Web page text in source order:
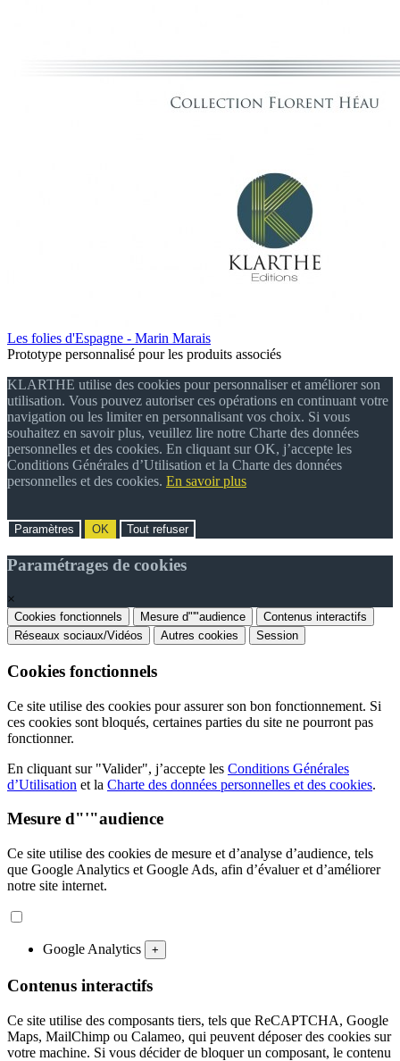
Les folies d'Espagne - Marin Marais
Prototype personnalisé pour les produits associés
KLARTHE utilise des cookies pour personnaliser et améliorer son
utilisation. Vous pouvez autoriser ces opérations en continuant votre
navigation ou les limiter en personnalisant vos choix. Si vous
souhaitez en savoir plus, veuillez lire notre Charte des données
personnelles et des cookies. En cliquant sur OK, j’accepte les
Conditions Générales d’Utilisation et la Charte des données
personnelles et des cookies. En savoir plus
Paramètres OK Tout refuser
Paramétrages de cookies
×
Cookies fonctionnels Mesure d"'"audience
Contenus interactifs
Réseaux sociaux/Vidéos
Autres cookies Session
Cookies fonctionnels
Ce site utilise des cookies pour assurer son bon fonctionnement. Si
ces cookies sont bloqués, certaines parties du site ne pourront pas
fonctionner.
En cliquant sur "Valider", j’accepte les Conditions Générales
d’Utilisation et la Charte des données personnelles et des cookies.
Mesure d"'"audience
Ce site utilise des cookies de mesure et d’analyse d’audience, tels
que Google Analytics et Google Ads, afin d’évaluer et d’améliorer
notre site internet.
Google Analytics +
Contenus interactifs
Ce site utilise des composants tiers, tels que ReCAPTCHA, Google
Maps, MailChimp ou Calameo, qui peuvent déposer des cookies sur
votre machine. Si vous décider de bloquer un composant, le contenu